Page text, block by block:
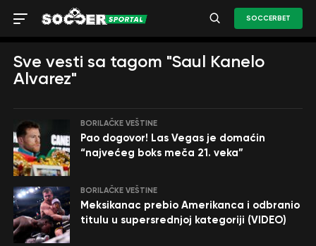
SOCCERBET
Sve vesti sa tagom "Saul Kanelo
Alvarez"
BORILAČKE VEŠTINE
Pao dogovor! Las Vegas je domaćin
“najvećeg boks meča 21. veka”
BORILAČKE VEŠTINE
Meksikanac prebio Amerikanca i odbranio
titulu u supersrednjoj kategoriji (VIDEO)